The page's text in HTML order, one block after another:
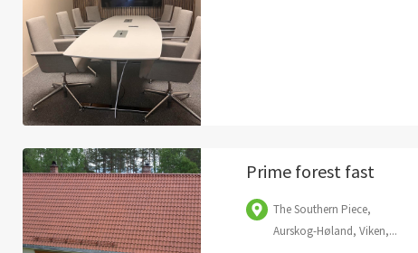
Prime forest fast
The Southern Piece,
Aurskog-Høland, Viken,...